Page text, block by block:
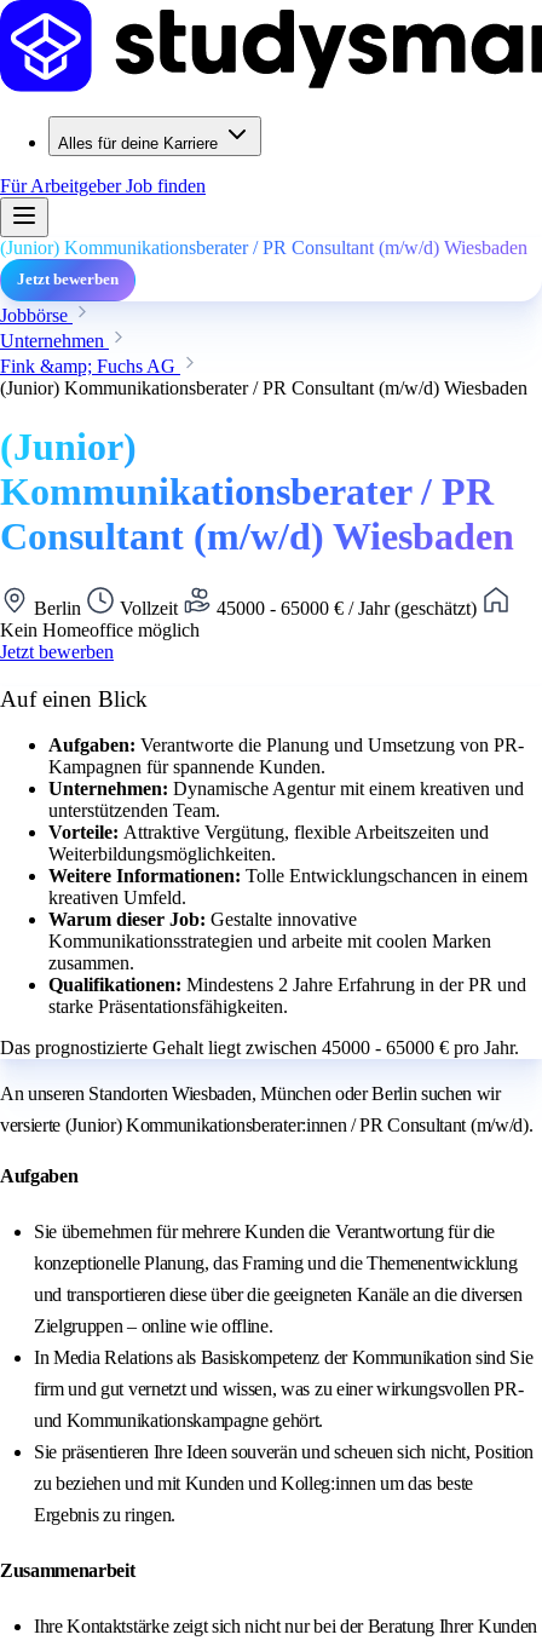
Alles für deine Karriere
Für ArbeitgeberJob finden
(Junior) Kommunikationsberater / PR Consultant (m/w/d) Wiesbaden
Jetzt bewerben
Jobbörse
Unternehmen
Fink &amp; Fuchs AG
(Junior) Kommunikationsberater / PR Consultant (m/w/d) Wiesbaden
(Junior)
Kommunikationsberater / PR
Consultant (m/w/d) Wiesbaden
Berlin Vollzeit
45000 - 65000 € / Jahr (geschätzt)
Kein Homeoffice möglich
Jetzt bewerben
Auf einen Blick
Aufgaben: Verantworte die Planung und Umsetzung von PR-
Kampagnen für spannende Kunden.
Unternehmen: Dynamische Agentur mit einem kreativen und
unterstützenden Team.
Vorteile: Attraktive Vergütung, flexible Arbeitszeiten und
Weiterbildungsmöglichkeiten.
Weitere Informationen: Tolle Entwicklungschancen in einem
kreativen Umfeld.
Warum dieser Job: Gestalte innovative
Kommunikationsstrategien und arbeite mit coolen Marken
zusammen.
Qualifikationen: Mindestens 2 Jahre Erfahrung in der PR und
starke Präsentationsfähigkeiten.
Das prognostizierte Gehalt liegt zwischen 45000 - 65000 € pro Jahr.
An unseren Standorten Wiesbaden, München oder Berlin suchen wir
versierte (Junior) Kommunikationsberater:innen / PR Consultant (m/w/d).
Aufgaben
Sie übernehmen für mehrere Kunden die Verantwortung für die
konzeptionelle Planung, das Framing und die Themenentwicklung
und transportieren diese über die geeigneten Kanäle an die diversen
Zielgruppen – online wie offline.
In Media Relations als Basiskompetenz der Kommunikation sind Sie
firm und gut vernetzt und wissen, was zu einer wirkungsvollen PR‑
und Kommunikationskampagne gehört.
Sie präsentieren Ihre Ideen souverän und scheuen sich nicht, Position
zu beziehen und mit Kunden und Kolleg:innen um das beste
Ergebnis zu ringen.
Zusammenarbeit
Ihre Kontaktstärke zeigt sich nicht nur bei der Beratung Ihrer Kunden